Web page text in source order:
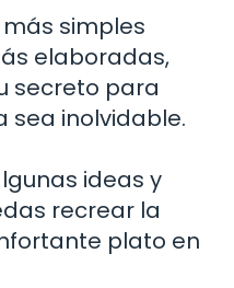
simples
elaboradas,
secreto para
sea inolvidable.
ideas y
recrear la
plato en